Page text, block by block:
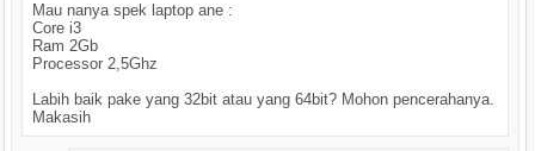
Mau nanya spek laptop ane :
Core i3
Ram 2Gb
Processor 2,5Ghz
Labih baik pake yang 32bit atau yang 64bit? Mohon pencerahanya.
Makasih